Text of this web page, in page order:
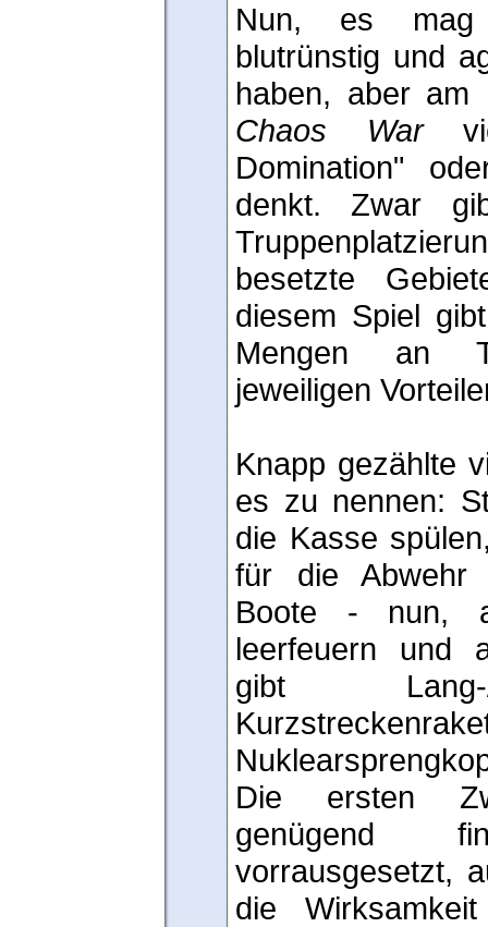
Nun, es mag
blutrünstig und
haben, aber am
Chaos War
Domination"
denkt. Zwar
besetzte
diesem Spiel
Mengen an
jeweiligen
Knapp gezählte
es zu nennen:
die Kasse
für die Abwehr
Boote - nun,
leerfeuern und
gibt
Die ersten
genügend
vorrausgesetzt,
die